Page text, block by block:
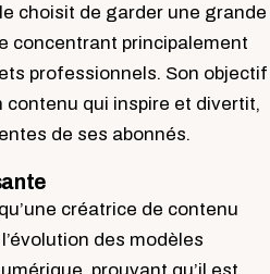
choisit de garder une grande
concentrant principalement
professionnels. Son objectif
contenu qui inspire et divertit,
de ses abonnés.
créatrice de contenu
des modèles
prouvant qu’il est